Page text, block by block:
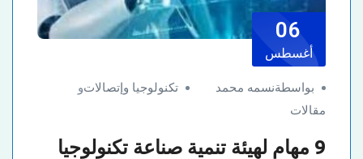
06
أغسطس
بواسطةنسمه محمد تكنولوجيا وإتصالاتو
مقالات
9 مهام لهيئة تنمية صناعة تكنولوجيا